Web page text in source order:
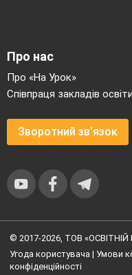
Про нас
Про «На Урок»
Співпраця закладів освіти
Зворотний зв'язок
© 2017-2026, ТОВ
Угода користувача | Умови
конфіденційності